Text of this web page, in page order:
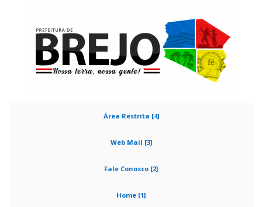
Área Restrita [4]
Web Mail [3]
Fale Conosco [2]
Home [1]